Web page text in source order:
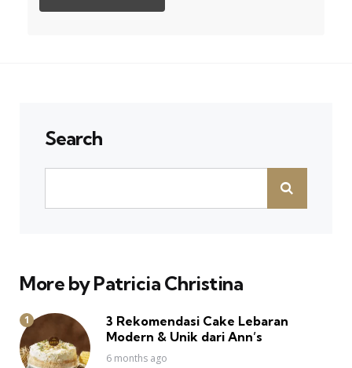
Search
More by Patricia Christina
3 Rekomendasi Cake Lebaran
Modern & Unik dari Ann’s
6 months ago